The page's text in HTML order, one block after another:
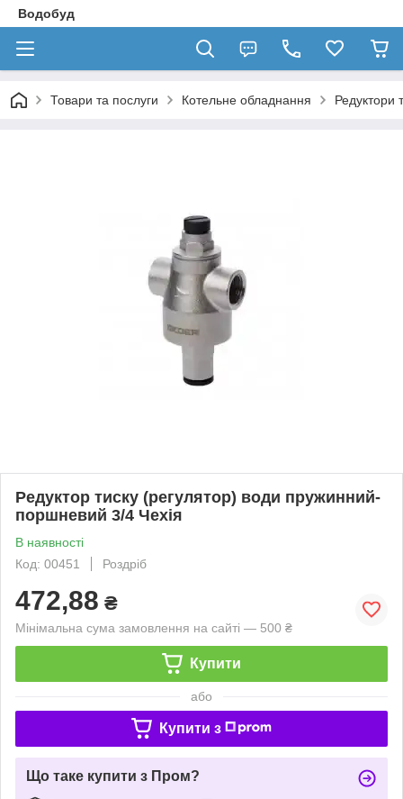
Водобуд
Товари та послуги Котельне обладнання Редуктори
Редуктор тиску (регулятор) води пружинний-
поршневий 3/4 Чехія
В наявності
Код: 00451
Роздріб
472,88 ₴
Мінімальна сума замовлення на сайті — 500 ₴
Купити
або
Купити з
Що таке купити з Пром?